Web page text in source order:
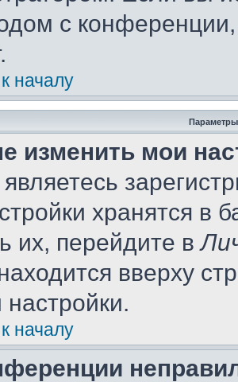
с
началу
Параметры
изменить мои
хранятся в
их, перейдите в
вверху
настройки.
началу